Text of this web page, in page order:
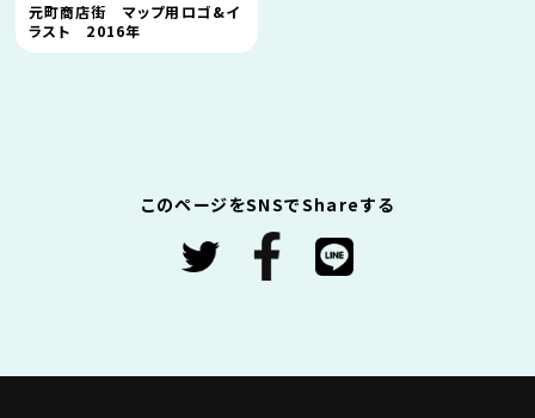
元町商店街 マップ用ロゴ&イ
ラスト 2016年
このページをSNSでShareする